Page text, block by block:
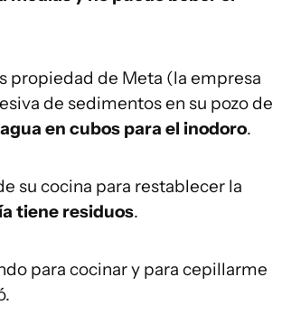
propiedad de Meta (la empresa
de sedimentos en su pozo de
en cubos para el inodoro.
su cocina para restablecer la
tiene residuos.
para cocinar y para cepillarme